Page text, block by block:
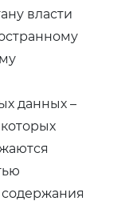
власти
данных –